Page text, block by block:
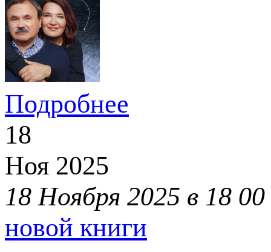
Подробнее
18
Ноя 2025
18 Ноября 2025 в 18 00
новой книги